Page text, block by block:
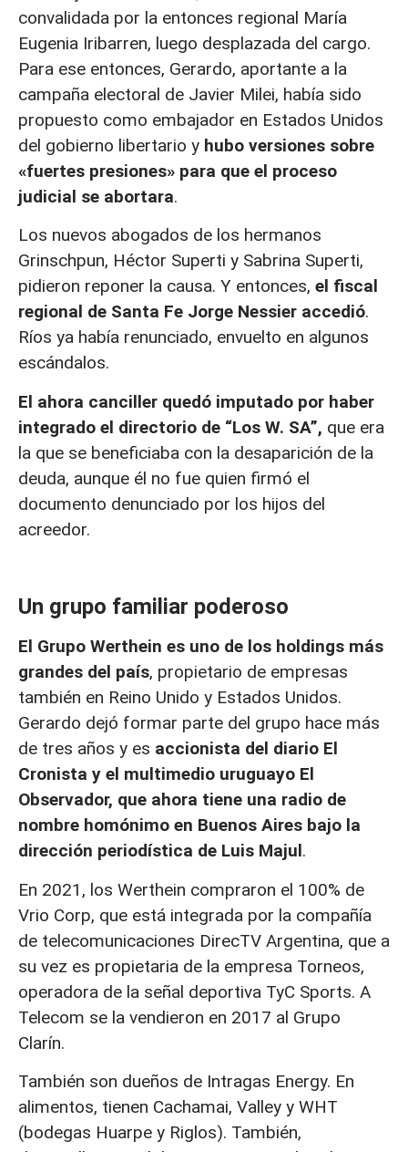
convalidada por la entonces regional María
Eugenia Iribarren, luego desplazada del cargo.
Para ese entonces, Gerardo, aportante a la
campaña electoral de Javier Milei, había sido
propuesto como embajador en Estados Unidos
del gobierno libertario y hubo versiones sobre
«fuertes presiones» para que el proceso
judicial se abortara.
Los nuevos abogados de los hermanos
Grinschpun, Héctor Superti y Sabrina Superti,
pidieron reponer la causa. Y entonces, el fiscal
regional de Santa Fe Jorge Nessier accedió.
Ríos ya había renunciado, envuelto en algunos
escándalos.
El ahora canciller quedó imputado por haber
integrado el directorio de “Los W. SA”, que era
la que se beneficiaba con la desaparición de la
deuda, aunque él no fue quien firmó el
documento denunciado por los hijos del
acreedor.
Un grupo familiar poderoso
El Grupo Werthein es uno de los holdings más
grandes del país, propietario de empresas
también en Reino Unido y Estados Unidos.
Gerardo dejó formar parte del grupo hace más
de tres años y es accionista del diario El
Cronista y el multimedio uruguayo El
Observador, que ahora tiene una radio de
nombre homónimo en Buenos Aires bajo la
dirección periodística de Luis Majul.
En 2021, los Werthein compraron el 100% de
Vrio Corp, que está integrada por la compañía
de telecomunicaciones DirecTV Argentina, que a
su vez es propietaria de la empresa Torneos,
operadora de la señal deportiva TyC Sports. A
Telecom se la vendieron en 2017 al Grupo
Clarín.
También son dueños de Intragas Energy. En
alimentos, tienen Cachamai, Valley y WHT
(bodegas Huarpe y Riglos). También,